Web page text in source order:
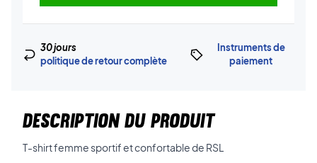
30 jours
politique de retour complète
Instruments de
paiement
DESCRIPTION DU PRODUIT
T-shirt femme sportif et confortable de RSL